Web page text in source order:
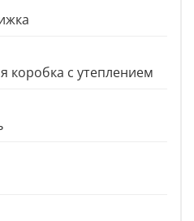
коробка с утеплением